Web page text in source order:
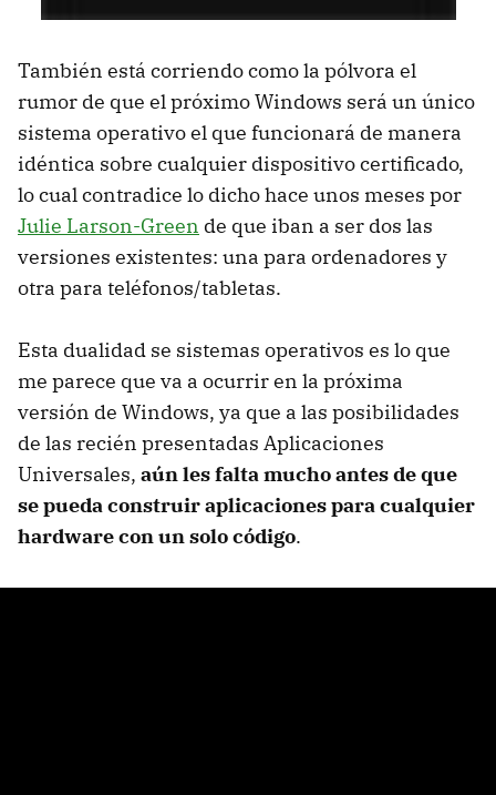
También está corriendo como la pólvora el
rumor de que el próximo Windows será un único
sistema operativo el que funcionará de manera
idéntica sobre cualquier dispositivo certificado,
lo cual contradice lo dicho hace unos meses por
Julie Larson-Green de que iban a ser dos las
versiones existentes: una para ordenadores y
otra para teléfonos/tabletas.
Esta dualidad se sistemas operativos es lo que
me parece que va a ocurrir en la próxima
versión de Windows, ya que a las posibilidades
de las recién presentadas Aplicaciones
Universales, aún les falta mucho antes de que
se pueda construir aplicaciones para cualquier
hardware con un solo código.